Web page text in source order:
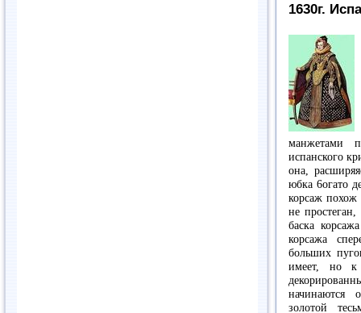
1630г.
манжетами
испанского
она,
юбка 6oгато
корсаж похож
не
баска
корсажа
больших
имеет, но к
начинаются
золотой